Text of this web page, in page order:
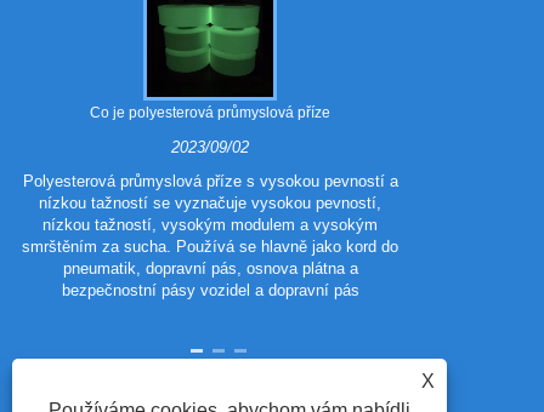
Co je polyesterová průmyslová příze
2023/09/02
Polyesterová průmyslová příze s vysokou pevností a
nízkou tažností se vyznačuje vysokou pevností,
nízkou tažností, vysokým modulem a vysokým
smrštěním za sucha. Používá se hlavně jako kord do
pneumatik, dopravní pás, osnova plátna a
bezpečnostní pásy vozidel a dopravní pás
X